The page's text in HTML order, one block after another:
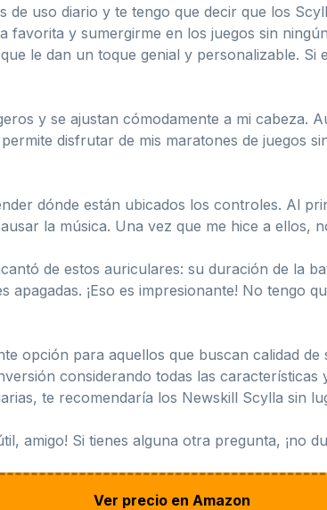
uso diario y te tengo que decir que los
favorita y sumergirme en los juegos sin
le dan un toque genial y personalizable. Si
y se ajustan cómodamente a mi cabeza.
disfrutar de mis maratones de juegos
dónde están ubicados los controles. Al
la música. Una vez que me hice a ellos,
de estos auriculares: su duración de la
apagadas. ¡Eso es impresionante! No tengo
opción para aquellos que buscan calidad
considerando todas las
te recomendaría los Newskill Scylla sin
amigo! Si tienes alguna otra pregunta, ¡no
Ver precio en Amazon